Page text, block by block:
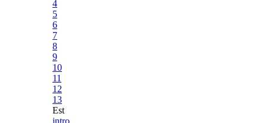
4
5
6
7
8
9
10
11
12
13
Est
intro